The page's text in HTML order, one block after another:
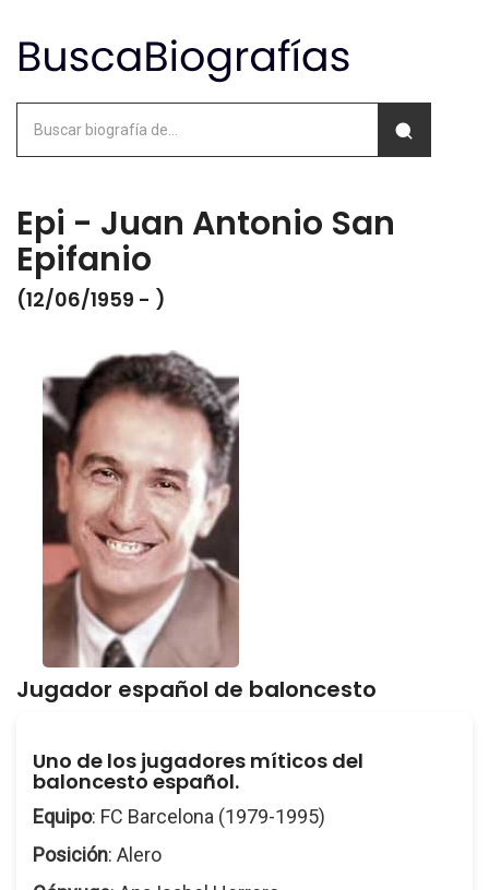
Epi - Juan Antonio San
Epifanio
(12/06/1959 - )
Jugador español de baloncesto
Uno de los jugadores míticos del
baloncesto español.
Equipo: FC Barcelona (1979-1995)
Posición: Alero